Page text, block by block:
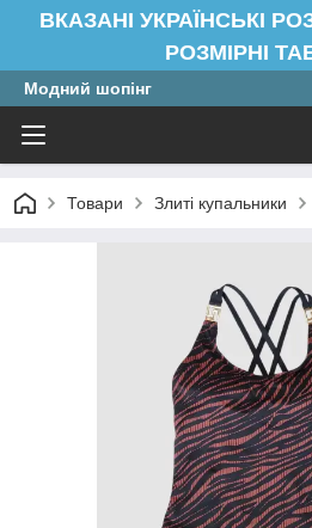
ВКАЗАНІ УКРАЇНСЬКІ
РОЗМІРНІ
Модний шопінг
Товари Злиті купальники